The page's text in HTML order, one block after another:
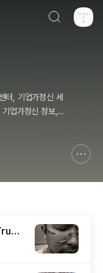
터, 기업가정신 세
업가정신 정보,
세